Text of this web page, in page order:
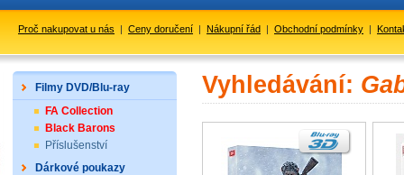
Proč nakupovat u nás | Ceny doručení | Nákupní řád | Obchodní podmínky |
Filmy DVD/Blu-ray
FA Collection
Black Barons
Příslušenství
Dárkové poukazy
Vyhledávání: